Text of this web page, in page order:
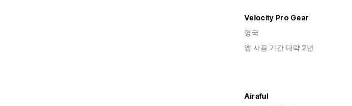
Velocity Pro Gear
영국
앱 사용 기간 대략 2년
Airaful